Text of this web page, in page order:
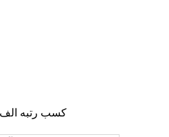
کسب رتبه الف در ارزیابی